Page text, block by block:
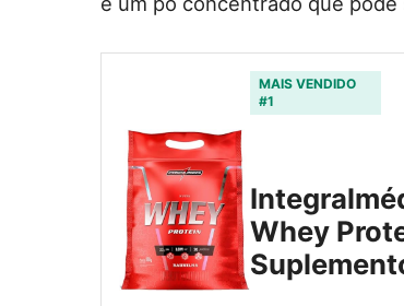
MAIS VENDIDO
#1
Whey